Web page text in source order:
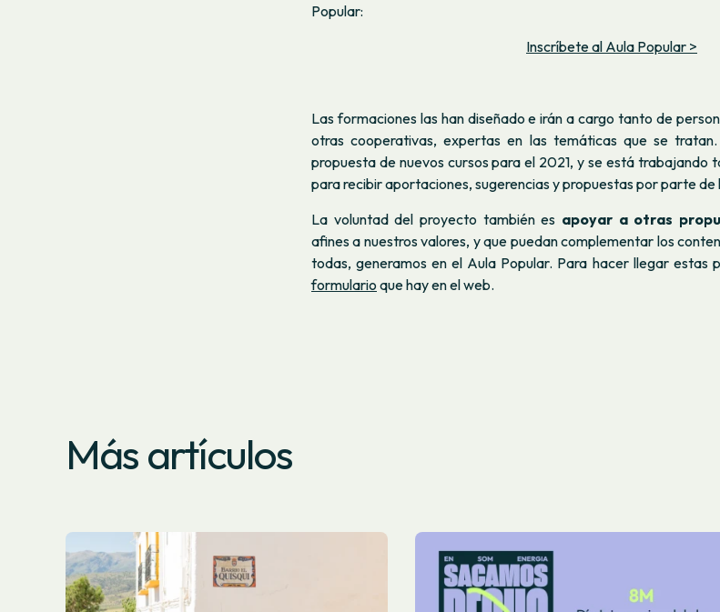
Popular:
Inscríbete al Aula Popular >
Las formaciones las han diseñado e irán a cargo tanto de
otras cooperativas, expertas en las temáticas que se
propuesta de nuevos cursos para el 2021, y se está trabajando
para recibir aportaciones, sugerencias y propuestas por parte de
La voluntad del proyecto también es apoyar a otras
afines a nuestros valores, y que puedan complementar los
todas, generamos en el Aula Popular. Para hacer llegar estas
formulario que hay en el web.
Más artículos